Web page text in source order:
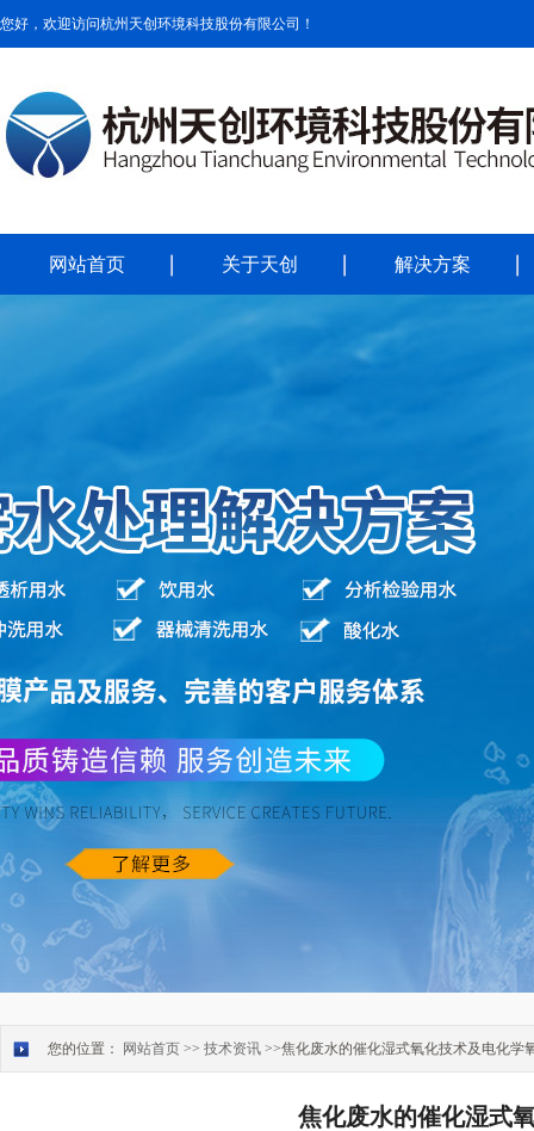
您好，欢迎访问杭州天创环境科技股份有限公司！
网站首页 关于天创 解决方案
您的位置： 网站首页 >> 技术资讯 >>焦化废水的催化湿式氧化技术及电化学
焦化废水的催化湿式